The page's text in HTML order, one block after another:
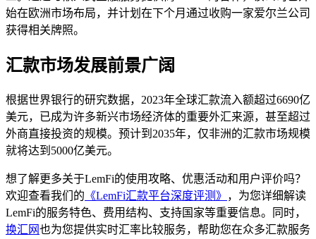
始在欧洲市场布局，并计划在下个月通过收购一家爱尔兰公司
获得相关牌照。
汇款市场发展前景广阔
根据世界银行的研究数据，2023年全球汇款流入额超过6690亿
美元，已成为许多新兴市场经济体的重要外汇来源，甚至超过
外商直接投资的规模。预计到2035年，仅非洲的汇款市场规模
就将达到5000亿美元。
想了解更多关于LemFi的使用攻略、优惠活动和用户评价吗？
欢迎查看我们的 《LemFi汇款平台深度评测》 ，为您详细解读
LemFi的服务特色、费用结构、支持国家等重要信息。同时，
换汇网也为您提供实时汇率比较服务，帮助您在众多汇款服务